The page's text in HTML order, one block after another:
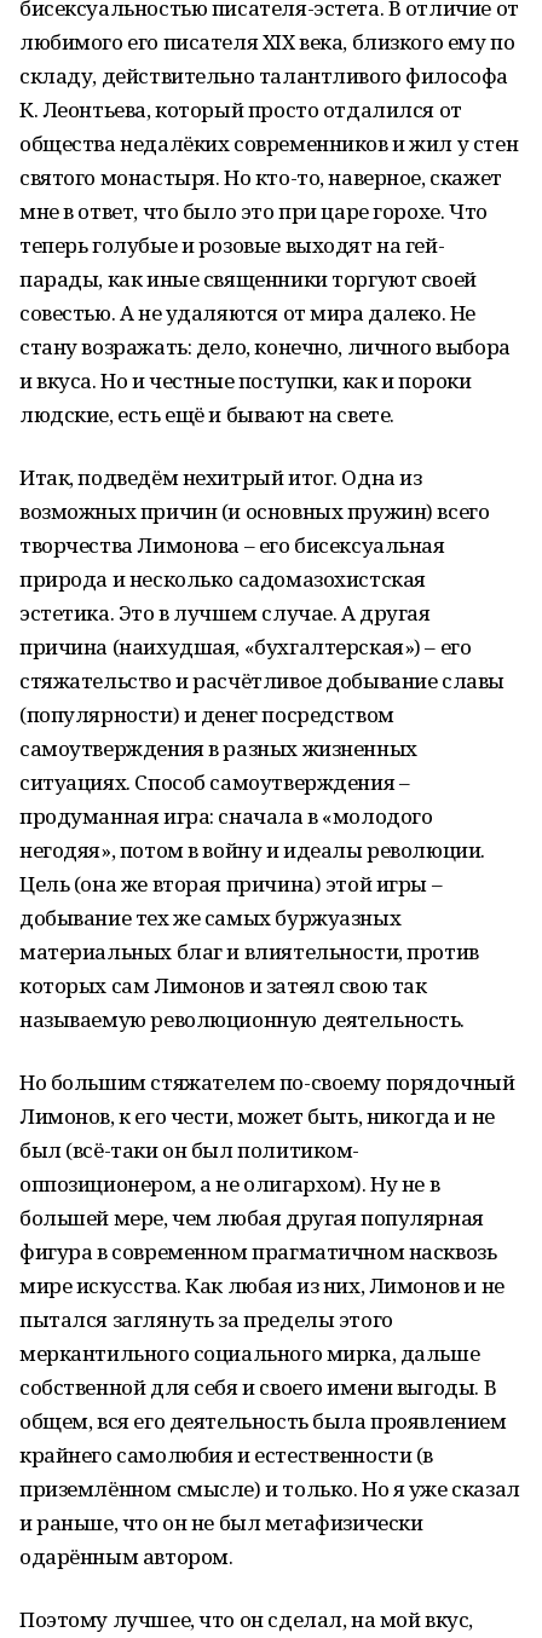
бисексуальностью писателя-эстета. В отличие от
любимого его писателя XIX века, близкого ему по
складу, действительно талантливого философа
К. Леонтьева, который просто отдалился от
общества недалёких современников и жил у стен
святого монастыря. Но кто-то, наверное, скажет
мне в ответ, что было это при царе горохе. Что
теперь голубые и розовые выходят на гей-
парады, как иные священники торгуют своей
совестью. А не удаляются от мира далеко. Не
стану возражать: дело, конечно, личного выбора
и вкуса. Но и честные поступки, как и пороки
людские, есть ещё и бывают на свете.
Итак, подведём нехитрый итог. Одна из
возможных причин (и основных пружин) всего
творчества Лимонова – его бисексуальная
природа и несколько садомазохистская
эстетика. Это в лучшем случае. А другая
причина (наихудшая, «бухгалтерская») – его
стяжательство и расчётливое добывание славы
(популярности) и денег посредством
самоутверждения в разных жизненных
ситуациях. Способ самоутверждения –
продуманная игра: сначала в «молодого
негодяя», потом в войну и идеалы революции.
Цель (она же вторая причина) этой игры –
добывание тех же самых буржуазных
материальных благ и влиятельности, против
которых сам Лимонов и затеял свою так
называемую революционную деятельность.
Но большим стяжателем по-своему порядочный
Лимонов, к его чести, может быть, никогда и не
был (всё-таки он был политиком-
оппозиционером, а не олигархом). Ну не в
большей мере, чем любая другая популярная
фигура в современном прагматичном насквозь
мире искусства. Как любая из них, Лимонов и не
пытался заглянуть за пределы этого
меркантильного социального мирка, дальше
собственной для себя и своего имени выгоды. В
общем, вся его деятельность была проявлением
крайнего самолюбия и естественности (в
приземлённом смысле) и только. Но я уже сказал
и раньше, что он не был метафизически
одарённым автором.
Поэтому лучшее, что он сделал, на мой вкус,